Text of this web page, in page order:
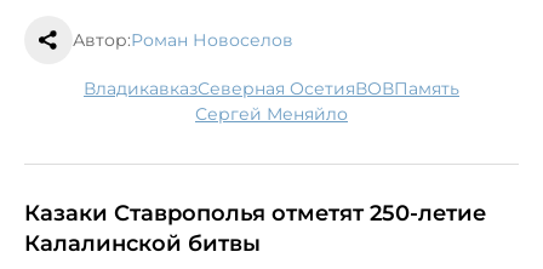
Автор:Роман Новоселов
Владикавказ Северная Осетия ВОВ
память
Сергей Меняйло
Казаки Ставрополья отметят 250-летие
Калалинской битвы